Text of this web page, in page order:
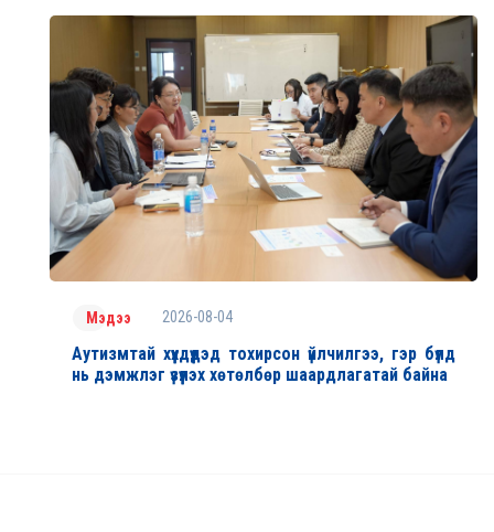
Мэдээ 2026-08-04
Аутизмтай хүүхдүүдэд тохирсон үйлчилгээ, гэр бүлд
нь дэмжлэг үзүүлэх хөтөлбөр шаардлагатай байна